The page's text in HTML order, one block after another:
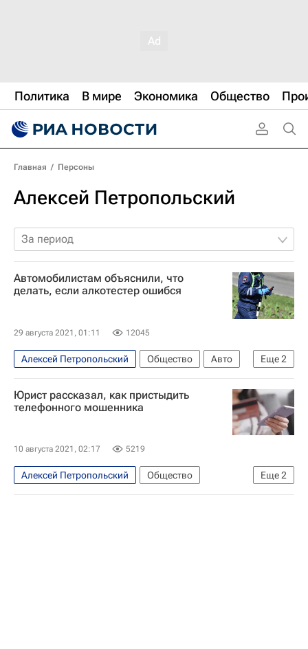
Политика В мире Экономика Общество
Главная / Персоны
Алексей Петропольский
За период
Автомобилистам объяснили, что
делать, если алкотестер ошибся
29 августа 2021, 01:11 12045
Еще2
Алексей Петропольский Общество
Авто
Россия
Urvista
Юрист рассказал, как пристыдить
телефонного мошенника
10 августа 2021, 02:17 5219
Еще2
Алексей Петропольский
Общество
Россия
Urvista